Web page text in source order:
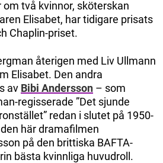
två kvinnor, sköterskan
Elisabet, har tidigare prisats
Chaplin-priset.
återigen med Liv Ullmann
Elisabet. Den andra
av Bibi Andersson – som
regisserade ”Det sjunde
redan i slutet på 1950-
här dramafilmen
på den brittiska BAFTA-
bästa kvinnliga huvudroll.